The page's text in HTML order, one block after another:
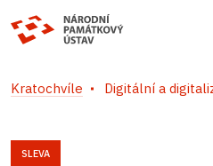
Kratochvíle Digitální a
SLEVA